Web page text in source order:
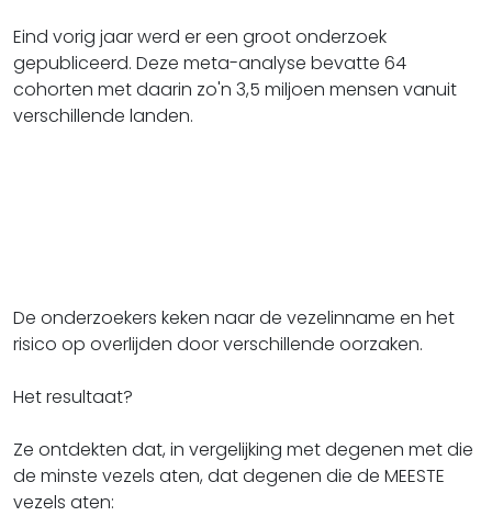
Eind vorig jaar werd er een groot onderzoek
gepubliceerd. Deze meta-analyse bevatte 64
cohorten met daarin zo'n 3,5 miljoen mensen vanuit
verschillende landen.
De onderzoekers keken naar de vezelinname en het
risico op overlijden door verschillende oorzaken.
Het resultaat?
Ze ontdekten dat, in vergelijking met degenen met die
de minste vezels aten, dat degenen die de MEESTE
vezels aten: